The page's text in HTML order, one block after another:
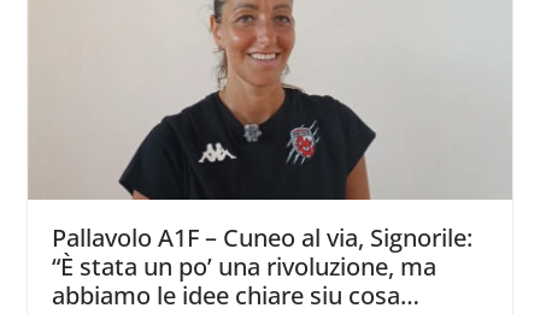
Pallavolo A1F – Cuneo al via, Signorile:
“È stata un po’ una rivoluzione, ma
abbiamo le idee chiare siu cosa